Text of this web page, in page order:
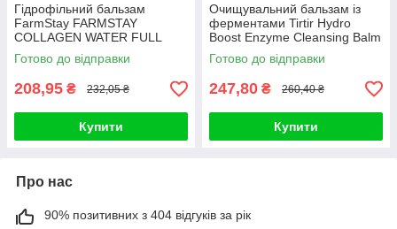
Гідрофільний бальзам
FarmStay FARMSTAY
COLLAGEN WATER FULL
MOIST CLEANSING BALM
Готово до відправки
208,95 ₴ 232,05 ₴
Купити
Очищувальний бальзам із
ферментами Tirtir Hydro
Boost Enzyme Cleansing Balm
50ml
Готово до відправки
247,80 ₴ 260,40 ₴
Купити
Про нас
90% позитивних з 404 відгуків за рік